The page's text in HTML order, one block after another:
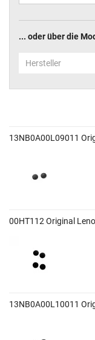
... oder über die
Hersteller
13NB0A00L09011
00HT112 Original
13NB0A00L10011